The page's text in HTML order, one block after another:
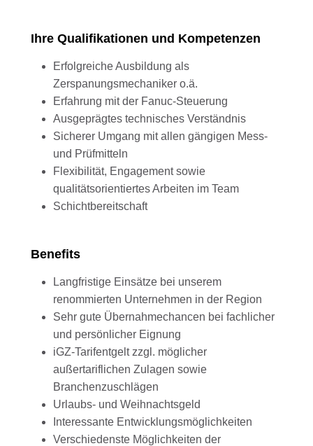
Ihre Qualifikationen und Kompetenzen
Erfolgreiche Ausbildung als
Zerspanungsmechaniker o.ä.
Erfahrung mit der Fanuc-Steuerung
Ausgeprägtes technisches Verständnis
Sicherer Umgang mit allen gängigen Mess-
und Prüfmitteln
Flexibilität, Engagement sowie
qualitätsorientiertes Arbeiten im Team
Schichtbereitschaft
Benefits
Langfristige Einsätze bei unserem
renommierten Unternehmen in der Region
Sehr gute Übernahmechancen bei fachlicher
und persönlicher Eignung
iGZ-Tarifentgelt zzgl. möglicher
außertariflichen Zulagen sowie
Branchenzuschlägen
Urlaubs- und Weihnachtsgeld
Interessante Entwicklungsmöglichkeiten
Verschiedenste Möglichkeiten der